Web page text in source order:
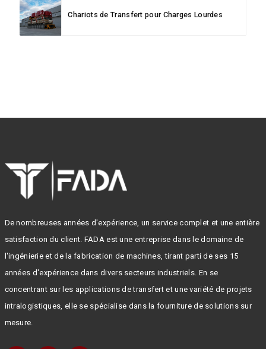
Chariots de Transfert pour Charges Lourdes
De nombreuses années d'expérience, un service complet et une entière
satisfaction du client. FADA est une entreprise dans le domaine de
l'ingénierie et de la fabrication de machines, tirant parti de ses 15
années d'expérience dans divers secteurs industriels. En se
concentrant sur les applications de transfert et une variété de projets
intralogistiques, elle se spécialise dans la fourniture de solutions sur
mesure.